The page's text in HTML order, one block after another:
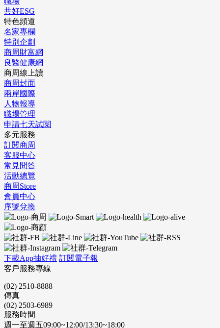
共好ESG
特色頻道
名家專欄
特別企劃
商周財富網
良醫健康網
商周線上讀
商周封面
兩岸國際
人物報導
職場管理
申請七天試閱
多元服務
訂閱商周
客服中心
常見問答
活動總覽
商周Store
會員中心
序號兌換
下載App抽好禮 訂閱電子報
客戶服務專線
(02) 2510-8888
傳真
(02) 2503-6989
服務時間
週一至週五09:00~12:00/13:30~18:00